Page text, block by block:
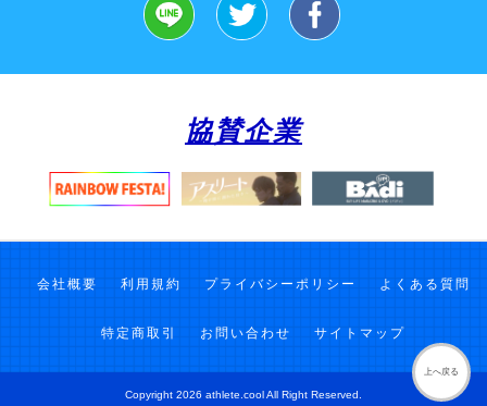
協賛企業
会社概要 利用規約 プライバシーポリシー よくある質問
特定商取引 お問い合わせ サイトマップ
Copyright 2026 athlete.cool All Right Reserved.
上へ戻る